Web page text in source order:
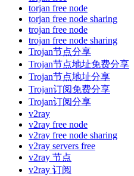
torjan free node
torjan free node sharing
trojan free node
trojan free node sharing
Trojan节点分享
Trojan节点地址免费分享
Trojan节点地址分享
Trojan订阅免费分享
Trojan订阅分享
v2ray
v2ray free node
v2ray free node sharing
v2ray servers free
v2ray 节点
v2ray 订阅